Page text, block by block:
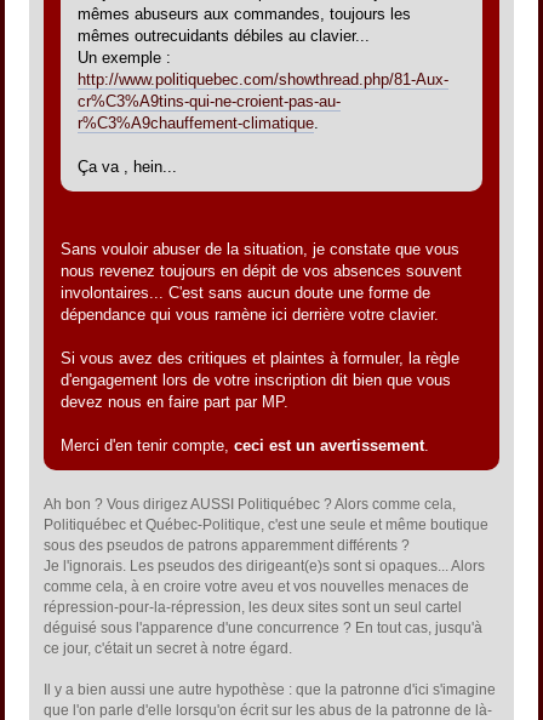
mêmes abuseurs aux commandes, toujours les
mêmes outrecuidants débiles au clavier...
Un exemple :
http://www.politiquebec.com/showthread.php/81-Aux-
cr%C3%A9tins-qui-ne-croient-pas-au-
r%C3%A9chauffement-climatique
Ça va , hein...
Sans vouloir abuser de la situation, je constate que vous
nous revenez toujours en dépit de vos absences souvent
involontaires... C'est sans aucun doute une forme de
dépendance qui vous ramène ici derrière votre clavier.
Si vous avez des critiques et plaintes à formuler, la règle
d'engagement lors de votre inscription dit bien que vous
devez nous en faire part par MP.
Merci d'en tenir compte,ceci est un avertissement.
Ah bon ? Vous dirigez AUSSI Politiquébec ? Alors comme cela,
Politiquébec et Québec-Politique, c'est une seule et même boutique
sous des pseudos de patrons apparemment différents ?
Je l'ignorais. Les pseudos des dirigeant(e)s sont si opaques... Alors
comme cela, à en croire votre aveu et vos nouvelles menaces de
répression-pour-la-répression, les deux sites sont un seul cartel
déguisé sous l'apparence d'une concurrence ? En tout cas, jusqu'à
ce jour, c'était un secret à notre égard.
Il y a bien aussi une autre hypothèse : que la patronne d'ici s'imagine
que l'on parle d'elle lorsqu'on écrit sur les abus de la patronne de là-